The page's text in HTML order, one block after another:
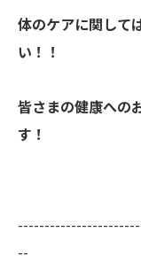
体のケアに関して
い！！
皆さまの健康への
す！
--